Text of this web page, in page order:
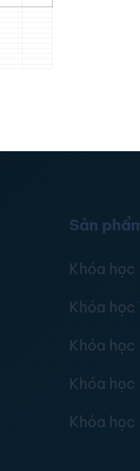
Sản
Khóa học
Khóa học
Khóa học
Khóa
Khóa học